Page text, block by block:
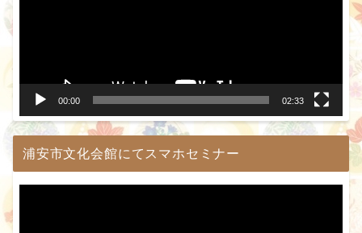
00:00 02:33
浦安市文化会館にてスマホセミナー